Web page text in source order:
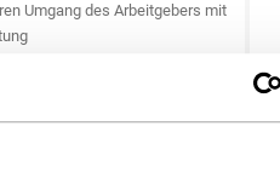
Umgang des Arbeitgebers mit